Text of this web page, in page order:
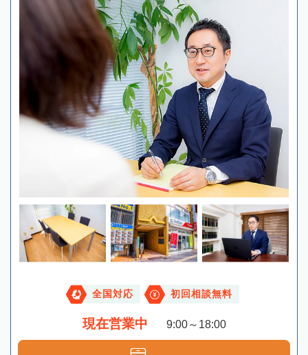
全国対応 初回相談無料
現在営業中 9:00～18:00